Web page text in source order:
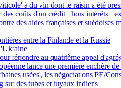
à du vin dont le raisin a été
coûts d'un crédit - hors intérêts -
des aides françaises et suédoises
entre la Finlande et la Russie
répondre au quatrième appel
lance une première enchère
usées', les négociations PE/
sur des tubes et tuyaux indiens